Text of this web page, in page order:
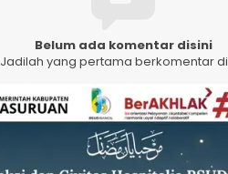
Belum ada komentar disini
Jadilah yang pertama berkomentar